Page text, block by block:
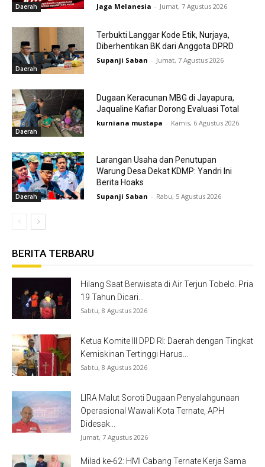
Daerah Jaga Melanesia - Jumat, 7 Agustus 2026
Daerah
Terbukti Langgar Kode Etik, Nurjaya,
Diberhentikan BK dari Anggota DPRD
Supanji Saban - Jumat, 7 Agustus 2026
Daerah
Dugaan Keracunan MBG di Jayapura,
Jaqualine Kafiar Dorong Evaluasi Total
kurniana mustapa - Kamis, 6 Agustus 2026
Daerah
Larangan Usaha dan Penutupan
Warung Desa Dekat KDMP: Yandri Ini
Berita Hoaks
Supanji Saban - Rabu, 5 Agustus 2026
BERITA TERBARU
Hilang Saat Berwisata di Air Terjun Tobelo. Pria
19 Tahun Dicari...
Sabtu, 8 Agustus 2026
Ketua Komite III DPD RI: Daerah dengan Tingkat
Kemiskinan Tertinggi Harus...
Sabtu, 8 Agustus 2026
LIRA Malut Soroti Dugaan Penyalahgunaan
Operasional Wawali Kota Ternate, APH
Didesak...
Jumat, 7 Agustus 2026
Milad ke-62: HMI Cabang Ternate Kerja Sama